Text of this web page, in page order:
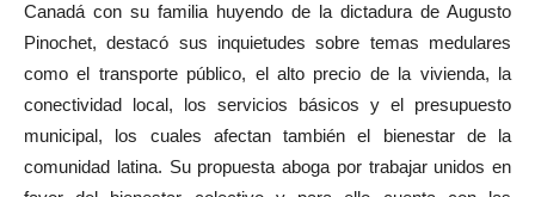
Canadá con su familia huyendo de la dictadura de Augusto
Pinochet, destacó sus inquietudes sobre temas medulares
como el transporte público, el alto precio de la vivienda, la
conectividad local, los servicios básicos y el presupuesto
municipal, los cuales afectan también el bienestar de la
comunidad latina. Su propuesta aboga por trabajar unidos en